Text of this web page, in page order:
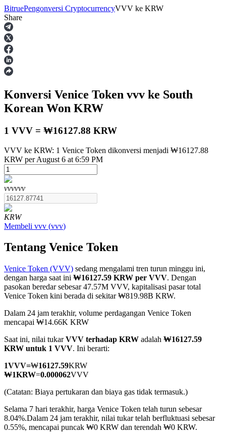
Berjangka
USDT Berjangka
COIN-M Berjangka
Mata Uang Kripto Berjangka
TradFi
Derivatif saham, forex, logam mulia, dan komoditas
BitruePengonversi CryptocurrencyVVV ke KRW
Share
Konversi Venice Token vvv ke South
Korean Won KRW
1 VVV = ₩16127.88 KRW
VVV ke KRW: 1 Venice Token dikonversi menjadi ₩16127.88
KRW per August 6 at 6:59 PM
vvvvvv
KRW
Membeli vvv (vvv)
Tentang Venice Token
Venice Token (VVV) sedang mengalami tren turun minggu ini,
dengan harga saat ini ₩16127.59 KRW per VVV. Dengan
pasokan beredar sebesar 47.57M VVV, kapitalisasi pasar total
Venice Token kini berada di sekitar ₩819.98B KRW.
Dalam 24 jam terakhir, volume perdagangan Venice Token
mencapai ₩14.66K KRW
Saat ini, nilai tukarVVV terhadap KRW adalah ₩16127.59
KRW untuk 1 VVV. Ini berarti:
1VVV=₩16127.59KRW
₩1KRW=0.000062VVV
(Catatan: Biaya pertukaran dan biaya gas tidak termasuk.)
Selama 7 hari terakhir, harga Venice Token telah turun sebesar
8.04%.Dalam 24 jam terakhir, nilai tukar telah berfluktuasi sebesar
0.55%, mencapai puncak ₩0 KRW dan terendah ₩0 KRW.